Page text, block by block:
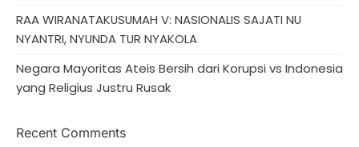
RAA WIRANATAKUSUMAH V: NASIONALIS SAJATI NU
NYANTRI, NYUNDA TUR NYAKOLA
Negara Mayoritas Ateis Bersih dari Korupsi vs Indonesia
yang Religius Justru Rusak
Recent Comments